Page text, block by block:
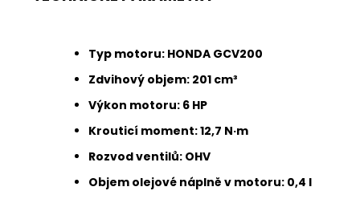
Typ motoru: HONDA GCV200
Zdvihový objem: 201 cm³
Výkon motoru: 6 HP
Krouticí moment: 12,7 N·m
Rozvod ventilů: OHV
Objem olejové náplně v motoru: 0,4 l